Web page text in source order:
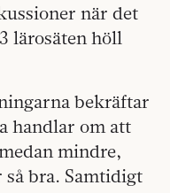
när det
lärosäten höll
bekräftar
handlar om att
mindre,
bra. Samtidigt